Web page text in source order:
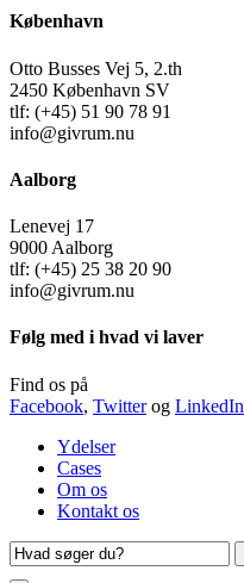
København
Otto Busses Vej 5, 2.th
2450 København SV
tlf: (+45) 51 90 78 91
info@givrum.nu
Aalborg
Lenevej 17
9000 Aalborg
tlf: (+45) 25 38 20 90
info@givrum.nu
Følg med i hvad vi laver
Find os på
Facebook, Twitterog LinkedIn
Ydelser
Cases
Om os
Kontakt os
Søg
efter